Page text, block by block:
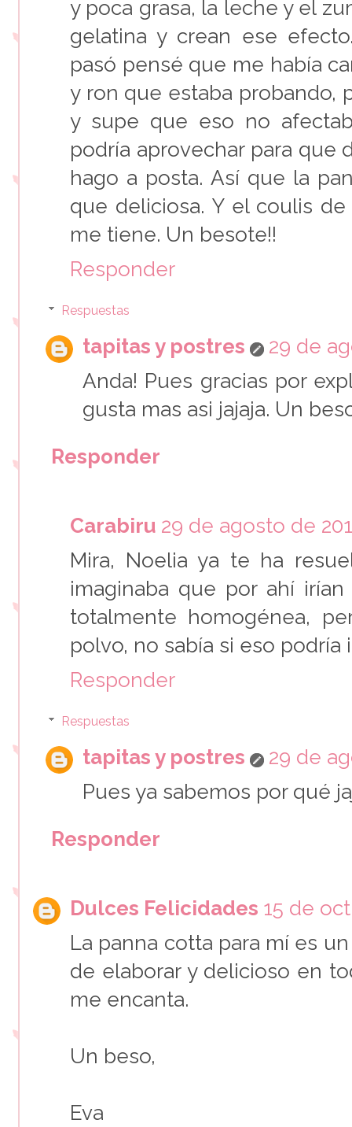
y poca grasa, la leche y el
gelatina y crean ese
pasó pensé que me había
y ron que estaba probando,
y supe que eso no
podría aprovechar para que
hago a posta. Así que la
que deliciosa. Y el coulis de
me tiene. Un besote!!
Responder
Respuestas
tapitas y postres
29 de
Anda! Pues gracias por
gusta mas asi jajaja. Un
Responder
Carabiru 29 de agosto de
Mira, Noelia ya te ha
imaginaba que por ahí
totalmente homogénea,
polvo, no sabía si eso podría
Responder
Respuestas
tapitas y postres
29 de
Pues ya sabemos por qué
Responder
Dulces Felicidades 15 de
La panna cotta para mí es
de elaborar y delicioso en
me encanta.
Un beso,
Eva